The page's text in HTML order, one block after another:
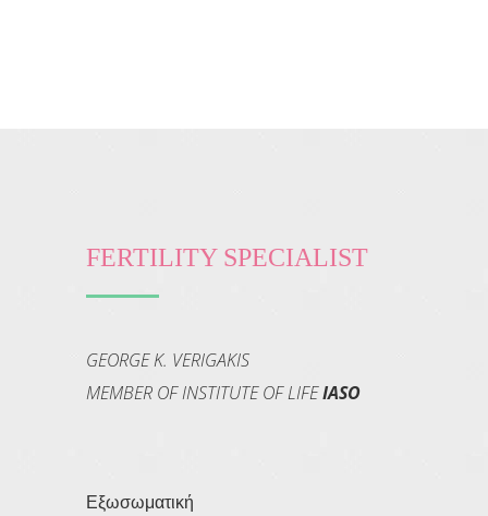
FERTILITY SPECIALIST
GEORGE K. VERIGAKIS
MEMBER OF INSTITUTE OF LIFEIASO
Εξωσωματική